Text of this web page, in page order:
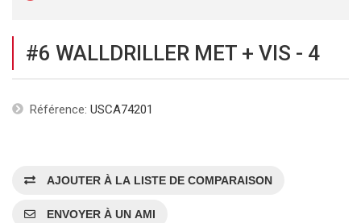
#6 WALLDRILLER MET + VIS - 4
Référence: USCA74201
AJOUTER À LA LISTE DE COMPARAISON
ENVOYER À UN AMI